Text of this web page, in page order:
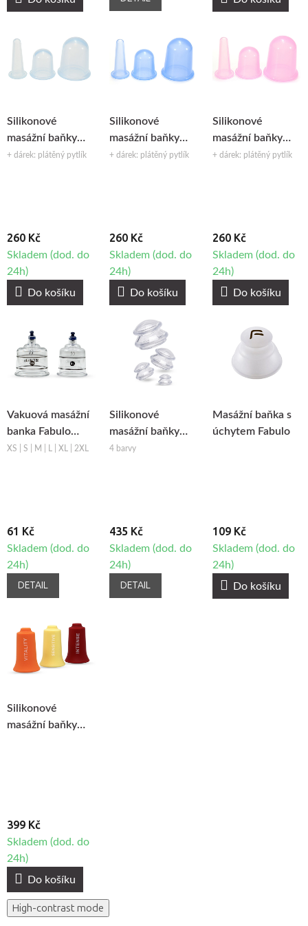
Silikonové
masážní baňky
Fabulo sada -
+ dárek: plátěný pytlík
260 Kč
Skladem (dod. do
24h)
Do košíku
Silikonové
masážní baňky
Fabulo sada -
+ dárek: plátěný pytlík
260 Kč
Skladem (dod. do
24h)
Do košíku
Silikonové
masážní baňky
Fabulo sada -
+ dárek: plátěný pytlík
260 Kč
Skladem (dod. do
24h)
Do košíku
Vakuová masážní
banka Fabulo
Luxury
XS | S | M | L | XL | 2XL
61 Kč
Skladem (dod. do
24h)
DETAIL
Silikonové
masážní baňky
Fabulo Mushroom
4 barvy
435 Kč
Skladem (dod. do
24h)
DETAIL
Masážní baňka s
úchytem Fabulo
109 Kč
Skladem (dod. do
24h)
Do košíku
Silikonové
masážní baňky
399 Kč
Skladem (dod. do
24h)
Do košíku
High-contrast mode